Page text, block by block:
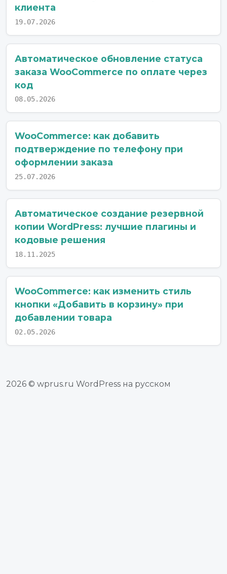
клиента
19.07.2026
Автоматическое обновление статуса
заказа WooCommerce по оплате через
код
08.05.2026
WooCommerce: как добавить
подтверждение по телефону при
оформлении заказа
25.07.2026
Автоматическое создание резервной
копии WordPress: лучшие плагины и
кодовые решения
18.11.2025
WooCommerce: как изменить стиль
кнопки «Добавить в корзину» при
добавлении товара
02.05.2026
2026 © wprus.ru WordPress на русском